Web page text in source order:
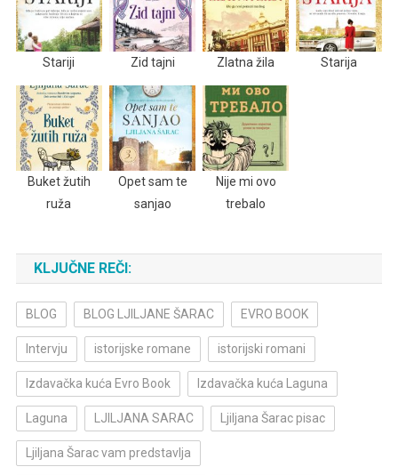
Stariji Zid tajni Zlatna žila Starija
Buket žutih
ruža
Opet sam te
sanjao
Nije mi ovo
trebalo
KLJUČNE REČI:
BLOG BLOG LJILJANE ŠARAC EVRO BOOK
Intervju istorijske romane istorijski romani
Izdavačka kuća Evro Book Izdavačka kuća Laguna
Laguna LJILJANA SARAC Ljiljana Šarac pisac
Ljiljana Šarac vam predstavlja